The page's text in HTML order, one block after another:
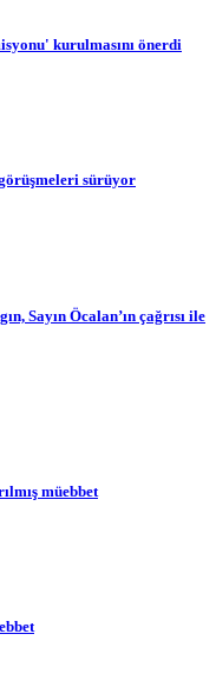
kurulmasını önerdi
görüşmeleri sürüyor
Sayın Öcalan’ın çağrısı ile
müebbet